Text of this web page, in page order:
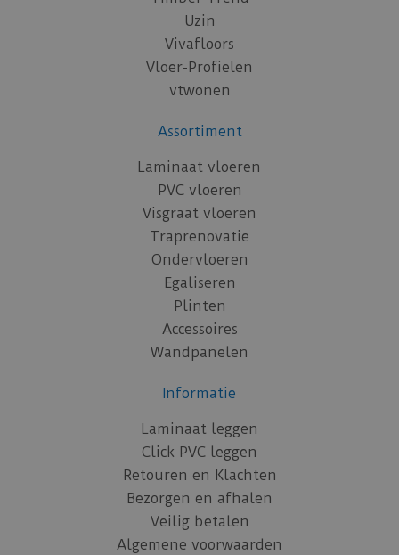
Uzin
Vivafloors
Vloer-Profielen
vtwonen
Assortiment
Laminaat vloeren
PVC vloeren
Visgraat vloeren
Traprenovatie
Ondervloeren
Egaliseren
Plinten
Accessoires
Wandpanelen
Informatie
Laminaat leggen
Click PVC leggen
Retouren en Klachten
Bezorgen en afhalen
Veilig betalen
Algemene voorwaarden